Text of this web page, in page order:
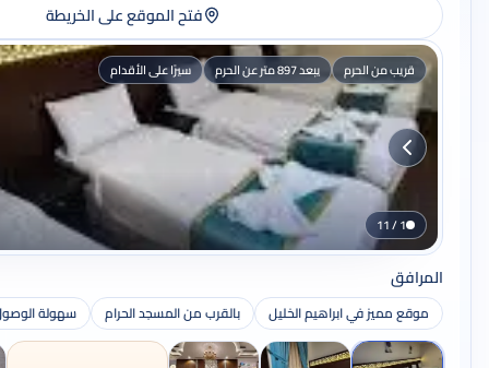
فتح الموقع على الخريطة
قريب من الحرم يبعد 897 متر عن الحرم سيرًا على الأقدام
1 / 11
المرافق
موقع مميز في ابراهيم الخليل بالقرب من المسجد الحرام سهولة